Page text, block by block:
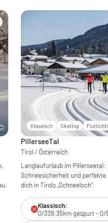
Klassisch Skating
PillerseeTal
Tirol / Österreich
Langlaufurlaub im Pillerseetal:
Schneesicherheit und
dich in Tirols „Schneeloch“.
Klassisch:
0/338.35km gespurt - 0/